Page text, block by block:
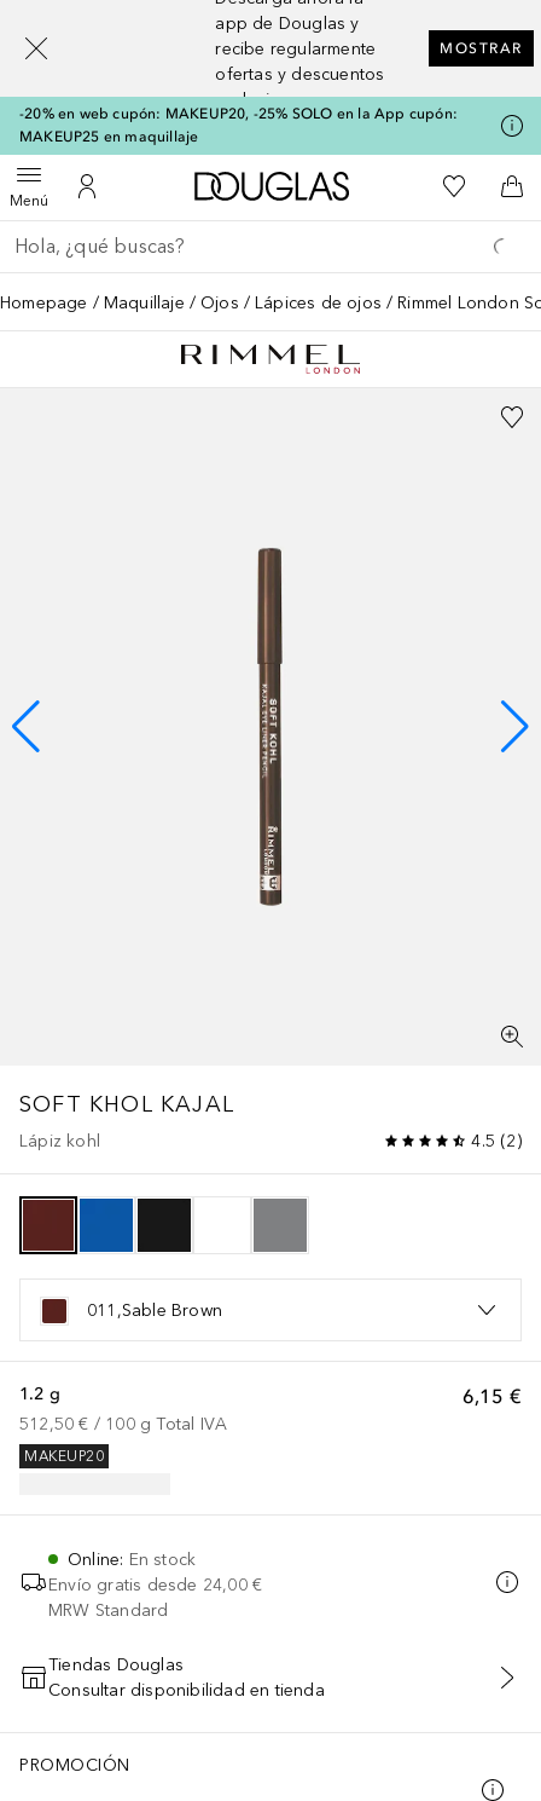
app de Douglas y
recibe regularmente
ofertas y descuentos
exclusivos
MOSTRAR
-20% en web cupón: MAKEUP20, -25% SOLO en la App cupón:
MAKEUP25 en maquillaje
MenúAbrir menúMi cuenta
A Douglas HomeMi lista de
A
Regresar
Ejecutar búsqueda
Homepage Maquillaje Ojos Lápices de ojos Rimmel London
SOFT KHOL KAJAL
Lápiz kohl 4.5 (2)
011,Sable Brown
6,15 €
1.2 g
512,50 € / 100 g Total IVA
MAKEUP20
Online: En stock
Envío gratis desde 24,00 €
MRW Standard
AÑADIR AL CARRITO
Tiendas Douglas
Consultar disponibilidad en tienda
PROMOCIÓN
[navigation.slideout.screenreader]